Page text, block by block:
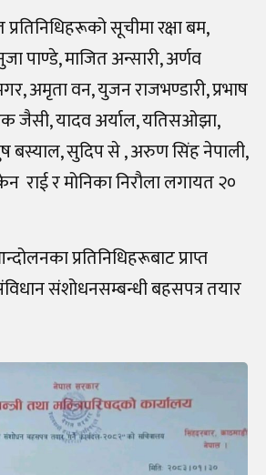
सूचीमा रक्षा बम,
पाण्डे, माजित अन्सारी, अर्णव
अमृता वन, युजन राजभण्डारी, प्रभाष
जैसी, यादव अर्याल, यतिसओझा,
सुदिप से , अरुण सिंह नेपाली,
राई र मोनिका निरौला लगायत २०
प्रतिनिधिहरूबाट प्राप्त
संशोधनसम्बन्धी बहसपत्र तयार